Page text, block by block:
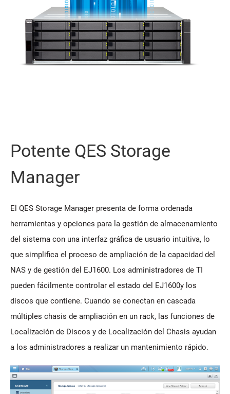
Potente QES Storage
Manager
El QES Storage Manager presenta de forma ordenada
herramientas y opciones para la gestión de almacenamiento
del sistema con una interfaz gráfica de usuario intuitiva, lo
que simplifica el proceso de ampliación de la capacidad del
NAS y de gestión del EJ1600. Los administradores de TI
pueden fácilmente controlar el estado del EJ1600y los
discos que contiene. Cuando se conectan en cascada
múltiples chasis de ampliación en un rack, las funciones de
Localización de Discos y de Localización del Chasis ayudan
a los administradores a realizar un mantenimiento rápido.